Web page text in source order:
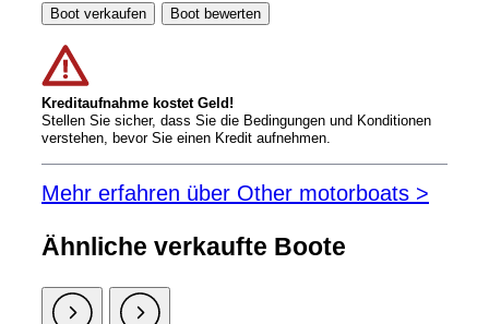
Boot verkaufen Boot bewerten
Kreditaufnahme kostet Geld!
Stellen Sie sicher, dass Sie die Bedingungen und Konditionen
verstehen, bevor Sie einen Kredit aufnehmen.
Mehr erfahren über Other motorboats >
Ähnliche verkaufte Boote